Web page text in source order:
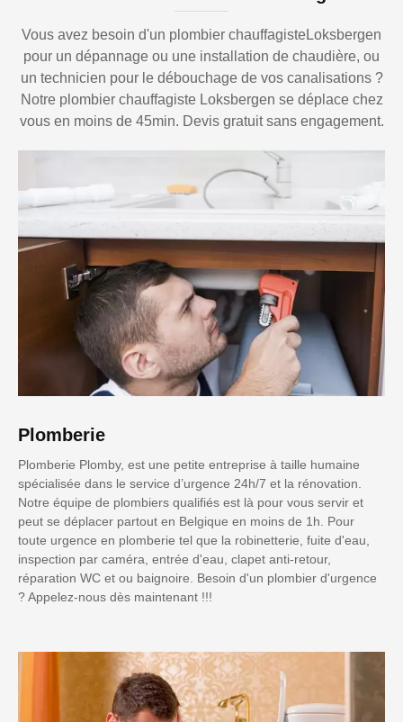
Vous avez besoin d'un plombier chauffagisteLoksbergen
pour un dépannage ou une installation de chaudière, ou
un technicien pour le débouchage de vos canalisations ?
Notre plombier chauffagiste Loksbergen se déplace chez
vous en moins de 45min. Devis gratuit sans engagement.
Plomberie
Plomberie Plomby, est une petite entreprise à taille humaine
spécialisée dans le service d’urgence 24h/7 et la rénovation.
Notre équipe de plombiers qualifiés est là pour vous servir et
peut se déplacer partout en Belgique en moins de 1h. Pour
toute urgence en plomberie tel que la robinetterie, fuite d'eau,
inspection par caméra, entrée d'eau, clapet anti-retour,
réparation WC et ou baignoire. Besoin d'un plombier d'urgence
? Appelez-nous dès maintenant !!!